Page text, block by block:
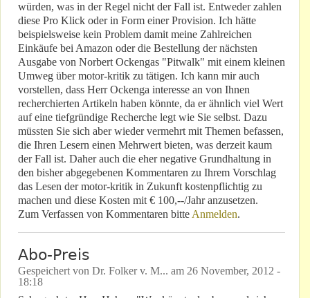
würden, was in der Regel nicht der Fall ist. Entweder zahlen
diese Pro Klick oder in Form einer Provision. Ich hätte
beispielsweise kein Problem damit meine Zahlreichen
Einkäufe bei Amazon oder die Bestellung der nächsten
Ausgabe von Norbert Ockengas "Pitwalk" mit einem kleinen
Umweg über motor-kritik zu tätigen. Ich kann mir auch
vorstellen, dass Herr Ockenga interesse an von Ihnen
recherchierten Artikeln haben könnte, da er ähnlich viel Wert
auf eine tiefgründige Recherche legt wie Sie selbst. Dazu
müssten Sie sich aber wieder vermehrt mit Themen befassen,
die Ihren Lesern einen Mehrwert bieten, was derzeit kaum
der Fall ist. Daher auch die eher negative Grundhaltung in
den bisher abgegebenen Kommentaren zu Ihrem Vorschlag
das Lesen der motor-kritik in Zukunft kostenpflichtig zu
machen und diese Kosten mit € 100,--/Jahr anzusetzen.
Zum Verfassen von Kommentaren bitte Anmelden.
Abo-Preis
Gespeichert von Dr. Folker v. M... am 26 November, 2012 -
18:18